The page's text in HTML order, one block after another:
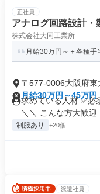
正社員
アナログ回路設計・
株式会社大同工業所
月給30万円～＋各種
〒577-0006大阪府東
月給30万円～45万円
求めている人材 ✅必
＼＼ こんな方大歓迎
制服あり +20個
派遣社員